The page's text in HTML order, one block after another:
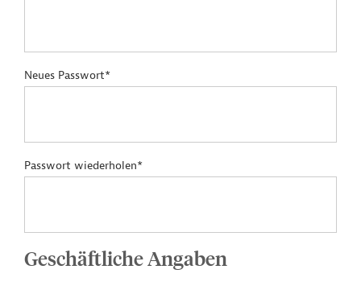
Neues Passwort*
Passwort wiederholen*
Geschäftliche Angaben